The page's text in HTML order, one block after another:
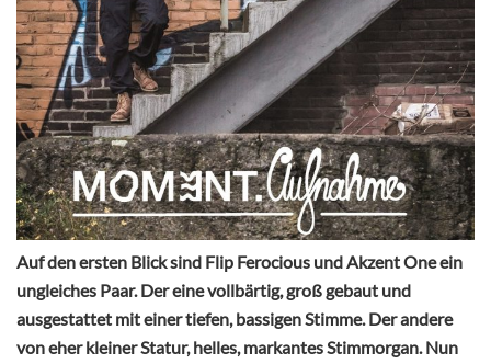
Auf den ersten Blick sind Flip Ferocious und Akzent One ein
ungleiches Paar. Der eine vollbärtig, groß gebaut und
ausgestattet mit einer tiefen, bassigen Stimme. Der andere
von eher kleiner Statur, helles, markantes Stimmorgan. Nun